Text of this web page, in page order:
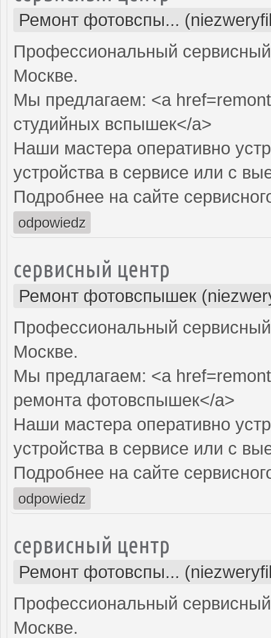
Ремонт фотовспы...
Профессиональный
Москве.
Мы предлагаем: <a
студийных вспышек</a>
Наши мастера оперативно
устройства в сервисе или с
Подробнее на сайте
odpowiedz
сервисный центр
Ремонт фотовспышек
Профессиональный
Москве.
Мы предлагаем: <a
ремонта фотовспышек</a>
Наши мастера оперативно
устройства в сервисе или с
Подробнее на сайте
odpowiedz
сервисный центр
Ремонт фотовспы...
Профессиональный
Москве.